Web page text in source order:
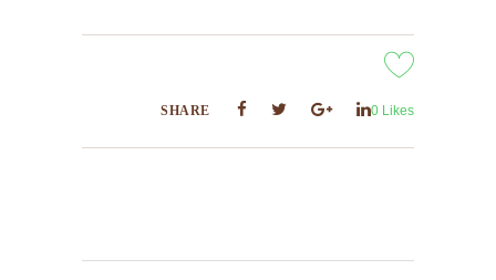
SHARE 0 Likes